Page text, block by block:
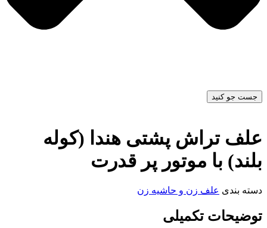
جست جو کنید
علف تراش پشتی هندا (کوله
بلند) با موتور پر قدرت
دسته بندی علف زن و حاشیه زن
توضیحات تکمیلی